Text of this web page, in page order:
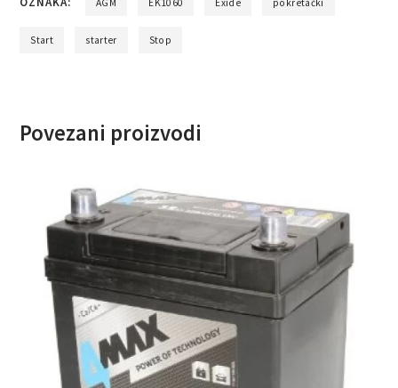
AGM EK1060 Exide pokretački
Start starter Stop
Povezani proizvodi